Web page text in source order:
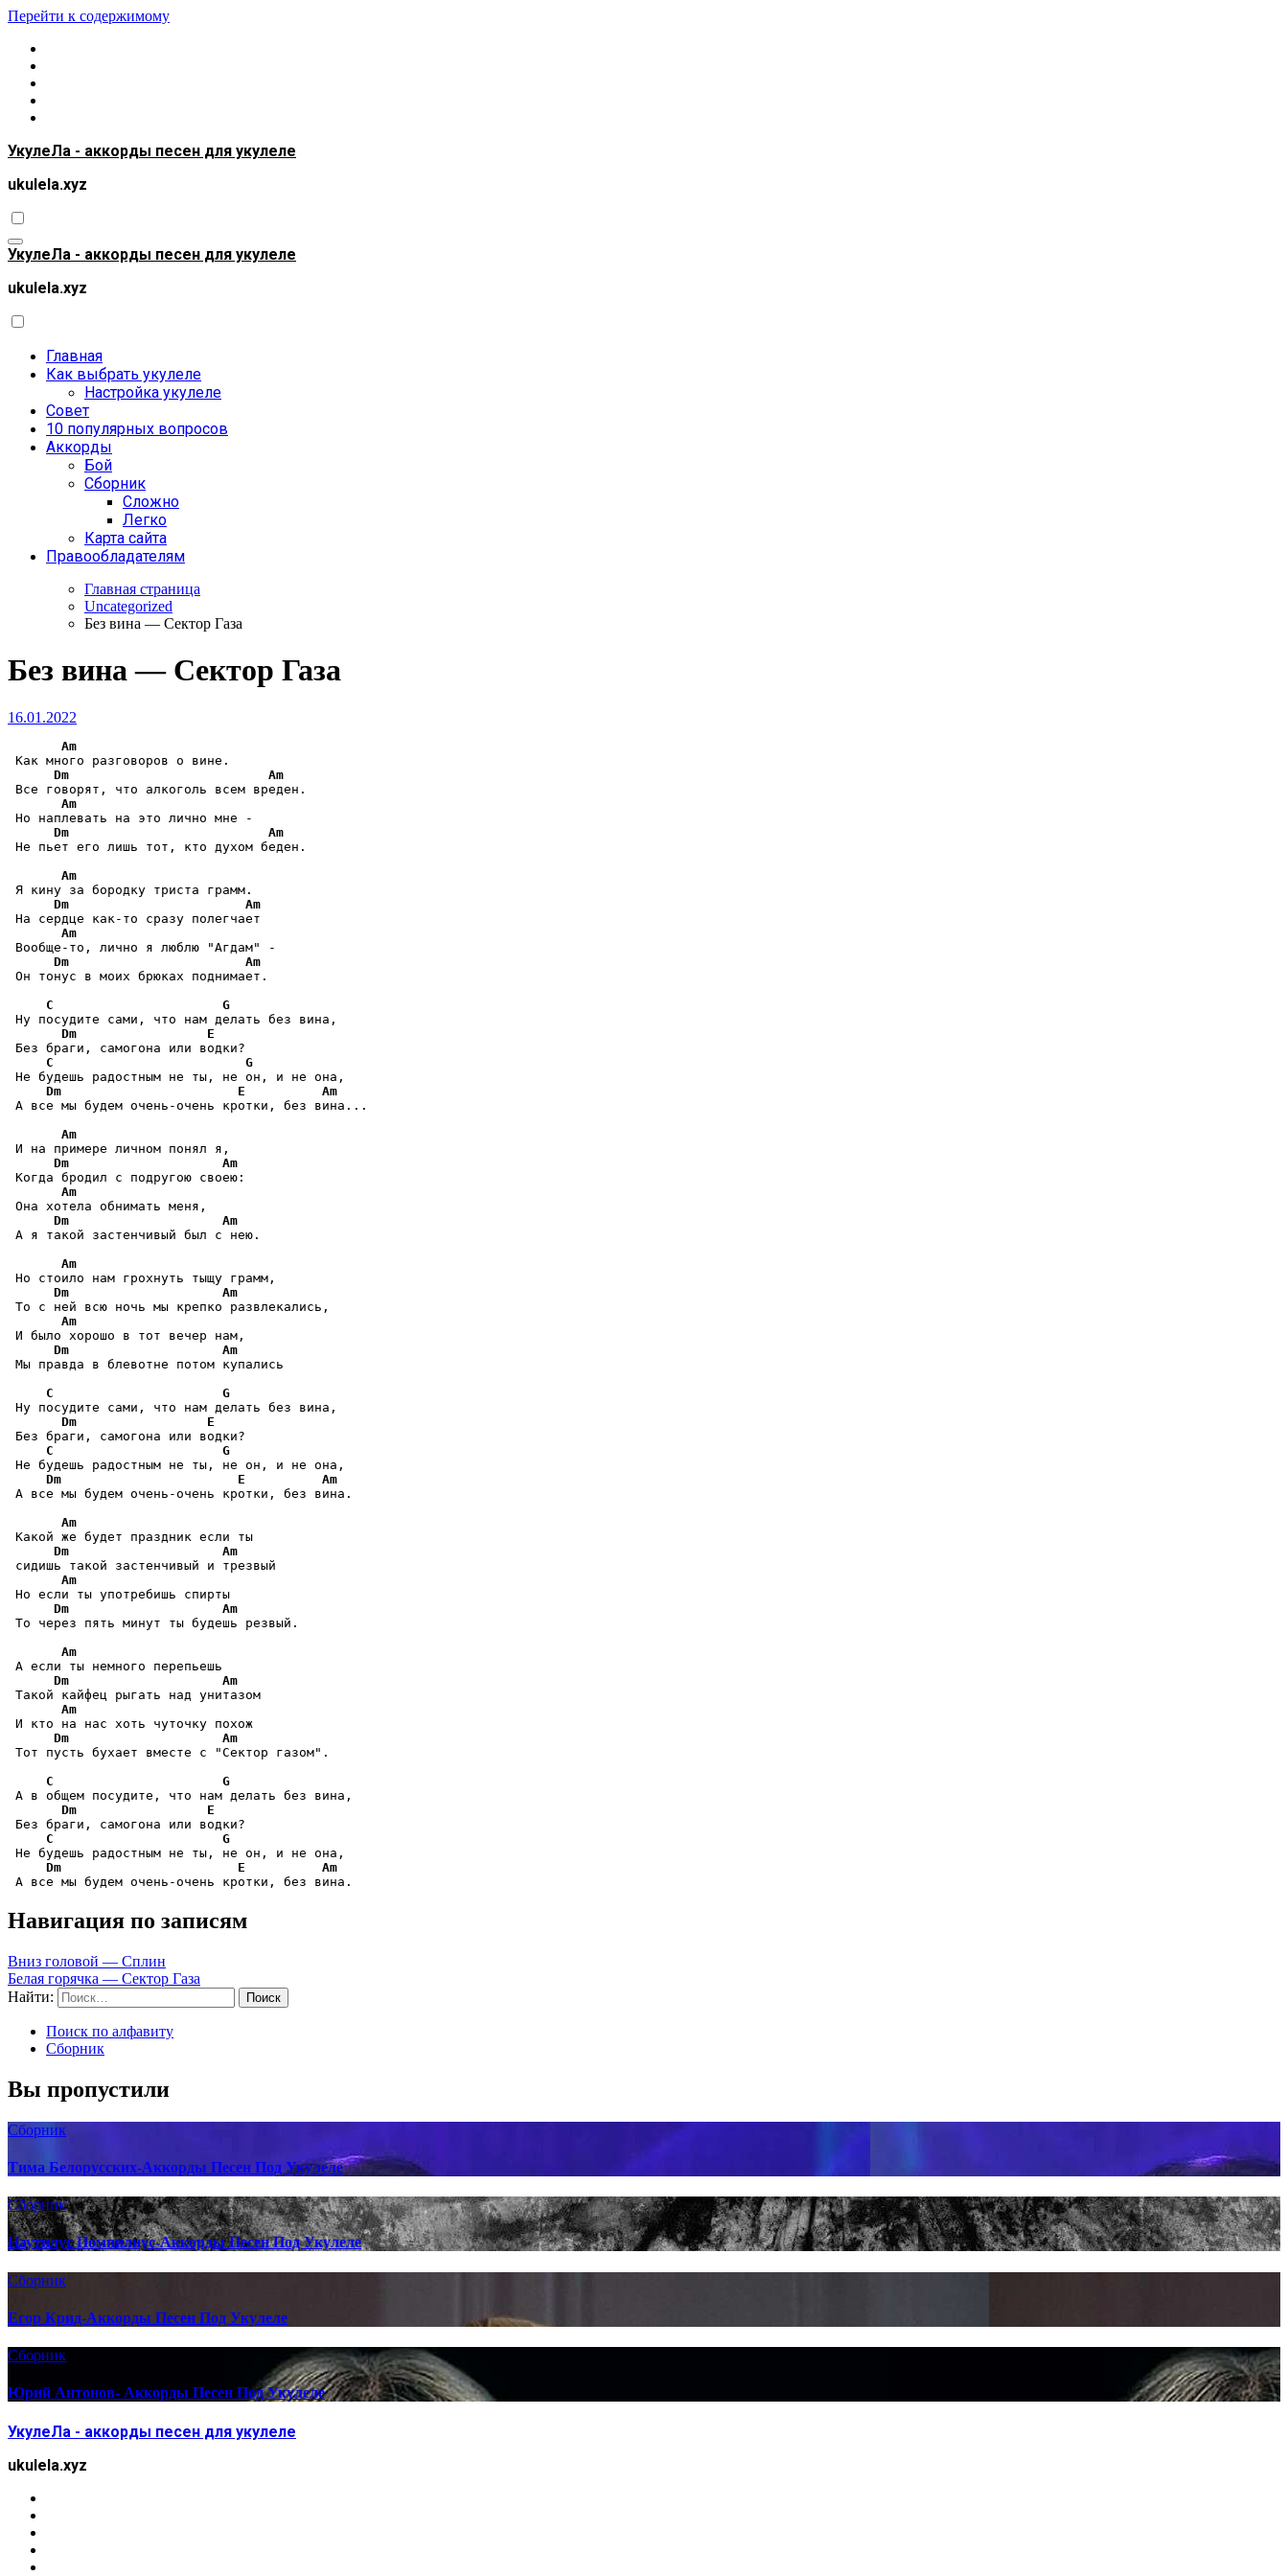
Перейти к содержимому
УкулеЛа - аккорды песен для укулеле
ukulela.xyz
УкулеЛа - аккорды песен для укулеле
ukulela.xyz
Главная
Как выбрать укулеле
Настройка укулеле
Совет
10 популярных вопросов
Аккорды
Бой
Сборник
Сложно
Легко
Карта сайта
Правообладателям
Главная страница
Uncategorized
Без вина — Сектор Газа
Без вина — Сектор Газа
16.01.2022
Am
Как много разговоров о вине.
Dm
Am
Все говорят, что алкоголь всем вреден.
Am
Но наплевать на это лично мне -
Dm
Am
Не пьет его лишь тот, кто духом беден.
Am
Я кину за бородку триста грамм.
Dm
Am
На сердце как-то сразу полегчает
Am
Вообще-то, лично я люблю "Агдам" -
Dm
Am
Он тонус в моих брюках поднимает.
C
G
Hy посудите сами, что нам делать без вина,
Dm
E
Без браги, самогона или водки?
C
G
Не будешь радостным не ты, не он, и не она,
Dm
E
Am
А все мы будем очень-очень кротки, без вина...
Am
И на примере личном понял я,
Dm
Am
Когда бродил с подругою своею:
Am
Она хотела обнимать меня,
Dm
Am
А я такой застенчивый был с нею.
Am
Но стоило нам грохнуть тыщу грамм,
Dm
Am
То с ней всю ночь мы крепко развлекались,
Am
И было хорошо в тот вечер нам,
Dm
Am
Мы правда в блевотне потом купались
C
G
Hy посудите сами, что нам делать без вина,
Dm
E
Без браги, самогона или водки?
C
G
Не будешь радостным не ты, не он, и не она,
Dm
E
Am
А все мы будем очень-очень кротки, без вина.
Am
Какой же будет праздник если ты
Dm
Am
сидишь такой застенчивый и трезвый
Am
Но если ты употребишь спирты
Dm
Am
То через пять минут ты будешь резвый.
Am
А если ты немного перепьешь
Dm
Am
Такой кайфец рыгать над унитазом
Am
И кто на нас хоть чуточку похож
Dm
Am
Тот пусть бухает вместе с "Сектор газом".
C
G
А в общем посудите, что нам делать без вина,
Dm
E
Без браги, самогона или водки?
C
G
Не будешь радостным не ты, не он, и не она,
Dm
E
Am
А все мы будем очень-очень кротки, без вина.
Навигация по записям
Вниз головой — Сплин
Белая горячка — Сектор Газа
Найти:
Поиск по алфавиту
Сборник
Вы пропустили
Сборник
Тима Белорусских-Аккорды Песен Под Укулеле
Сборник
Наутилус Помпилиус-Аккорды Песен Под Укулеле
Сборник
Егор Крид-Аккорды Песен Под Укулеле
Сборник
Юрий Антонов- Аккорды Песен Под Укулеле
УкулеЛа - аккорды песен для укулеле
ukulela.xyz